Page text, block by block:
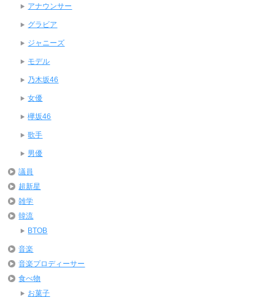
アナウンサー
グラビア
ジャニーズ
モデル
乃木坂46
女優
欅坂46
歌手
男優
議員
超新星
雑学
韓流
BTOB
音楽
音楽プロディーサー
食べ物
お菓子